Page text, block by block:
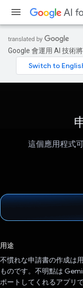
Google 會運用 AI 技術
這個應用程式
用途
不慣れな申請書の作成は
ものです。不明點は
ポートしてくれるアプリ